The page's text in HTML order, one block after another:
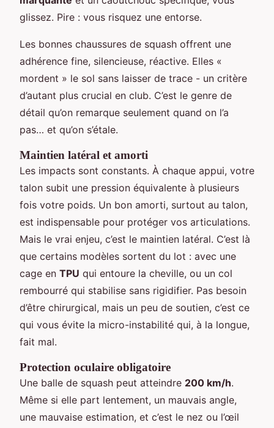
glissez. Pire : vous risquez une entorse.
Les bonnes chaussures de squash offrent une
adhérence fine, silencieuse, réactive. Elles «
mordent » le sol sans laisser de trace - un critère
d’autant plus crucial en club. C’est le genre de
détail qu’on remarque seulement quand on l’a
pas… et qu’on s’étale.
Maintien latéral et amorti
Les impacts sont constants. À chaque appui, votre
talon subit une pression équivalente à plusieurs
fois votre poids. Un bon amorti, surtout au talon,
est indispensable pour protéger vos articulations.
Mais le vrai enjeu, c’est le maintien latéral. C’est là
que certains modèles sortent du lot : avec une
cage en TPU qui entoure la cheville, ou un col
rembourré qui stabilise sans rigidifier. Pas besoin
d’être chirurgical, mais un peu de soutien, c’est ce
qui vous évite la micro-instabilité qui, à la longue,
fait mal.
Protection oculaire obligatoire
Une balle de squash peut atteindre 200 km/h.
Même si elle part lentement, un mauvais angle,
une mauvaise estimation, et c’est le nez ou l’œil